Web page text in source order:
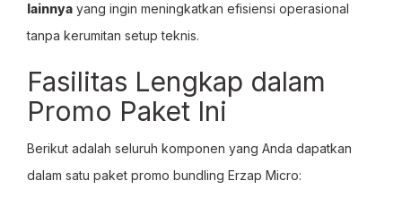
lainnya yang ingin meningkatkan efisiensi operasional
tanpa kerumitan setup teknis.
Fasilitas Lengkap dalam
Promo Paket Ini
Berikut adalah seluruh komponen yang Anda dapatkan
dalam satu paket promo bundling Erzap Micro: